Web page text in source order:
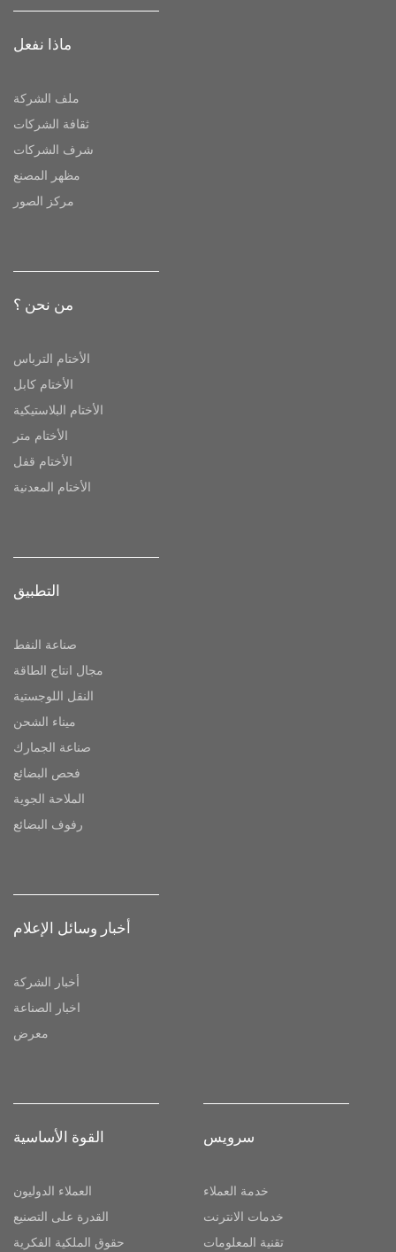
ماذا نفعل
ملف الشركة
ثقافة الشركات
شرف الشركات
مظهر المصنع
مركز الصور
من نحن ؟
الأختام الترباس
الأختام كابل
الأختام البلاستيكية
الأختام متر
الأختام قفل
الأختام المعدنية
التطبيق
صناعة النفط
مجال انتاج الطاقة
النقل اللوجستية
ميناء الشحن
صناعة الجمارك
فحص البضائع
الملاحة الجوية
رفوف البضائع
أخبار وسائل الإعلام
أخبار الشركة
اخبار الصناعة
معرض
القوة الأساسية
العملاء الدوليون
القدرة على التصنيع
حقوق الملكية الفكرية
سرویس
خدمة العملاء
خدمات الانترنت
تقنية المعلومات